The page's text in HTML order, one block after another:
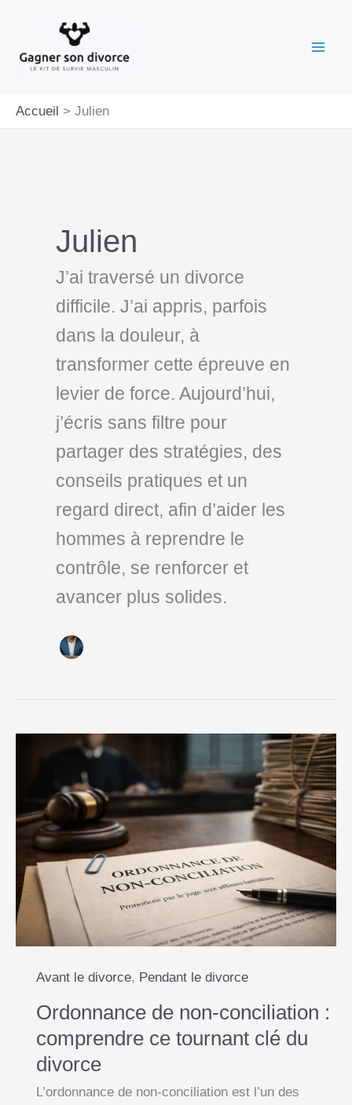
contenu
Accueil Julien
Julien
J’ai traversé un divorce
difficile. J’ai appris, parfois
dans la douleur, à
transformer cette épreuve en
levier de force. Aujourd’hui,
j’écris sans filtre pour
partager des stratégies, des
conseils pratiques et un
regard direct, afin d’aider les
hommes à reprendre le
contrôle, se renforcer et
avancer plus solides.
Avant le divorce, Pendant le divorce
Ordonnance de non-conciliation :
comprendre ce tournant clé du
divorce
L’ordonnance de non-conciliation est l’un des